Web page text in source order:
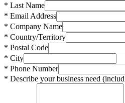
* Last Name
* Email Address
* Company Name
* Country/Territory
* Postal Code
* City
* Phone Number
* Describe your business need